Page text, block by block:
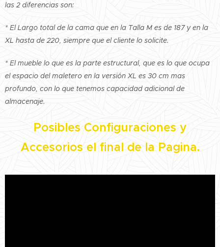
las 2 diferencias son:
* El Largo total de la cama que en la Talla M es de 187 y en la
XL hasta de 220, siempre que el cliente lo solicite.
* El mueble lo que es la parte estructural, que es lo que ocupa
el espacio del maletero en la versión XL es 30 cm mas
profundo, con lo que tenemos capacidad adicional de
almacenaje.
Posibles Configuraciones y
Accesorios el final de la Pagina.